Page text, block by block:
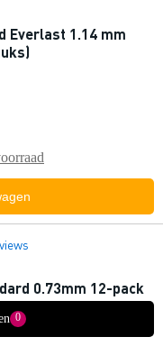
Everlast 1.14 mm
0.73mm 12-pack
0